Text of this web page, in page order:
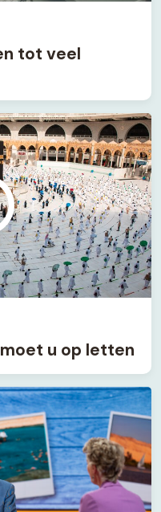
tot veel
u op letten